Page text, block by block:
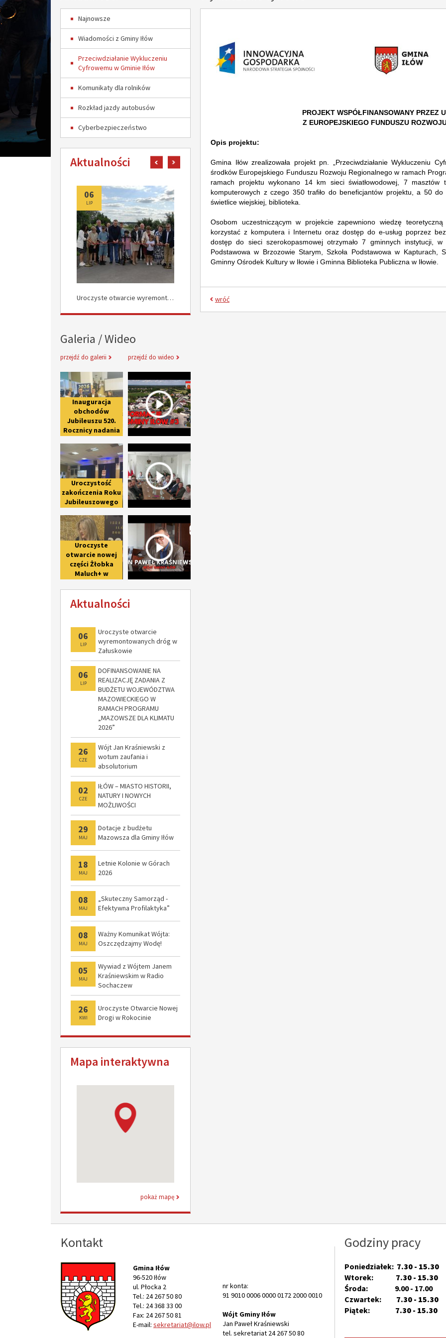
Najnowsze
Wiadomości z Gminy Iłów
Przeciwdziałanie Wykluczeniu
Cyfrowemu w Gminie Iłów
Komunikaty dla rolników
Rozkład jazdy autobusów
Cyberbezpieczeństwo
Aktualności pokaż poprzedni artykuł
pokaż następny artykuł
06
LIP
Uroczyste otwarcie wyremontowanych dróg w Załuskowie
26
CZE
02
Galeria / Wideo
przejdź do galerii przejdź do wideo
Inauguracja obchodów Jubileuszu 520. Rocznicy nadania praw miejskich Iłowowi - fotorelacja
Inauguracja
obchodów
Jubileuszu 520.
Rocznicy nadania
Iłowowi -
fotorelacja
Uroczystość zakończenia Roku Jubileuszowego upamiętniającego 800-lecie pierwszej wzmianki o Iłowie
Uroczystość
zakończenia Roku
Jubileuszowego
800-lecie pierwszej
wzmianki o Iłowie
Uroczyste
otwarcie nowej
części Żłobka
Maluch+ w
etapie
modernizacji
Aktualności
06
LIP
Uroczyste otwarcie
wyremontowanych dróg w
Załuskowie
06
LIP
DOFINANSOWANIE NA
REALIZACJĘ ZADANIA Z
BUDŻETU WOJEWÓDZTWA
MAZOWIECKIEGO W
RAMACH PROGRAMU
„MAZOWSZE DLA KLIMATU
2026”
26
CZE
Wójt Jan Kraśniewski z
wotum zaufania i
absolutorium
02
CZE
IŁÓW – MIASTO HISTORII,
NATURY I NOWYCH
MOŻLIWOŚCI
29
MAJ
Dotacje z budżetu
Mazowsza dla Gminy Iłów
18
MAJ
Letnie Kolonie w Górach
2026
08
MAJ
„Skuteczny Samorząd -
Efektywna Profilaktyka”
08
MAJ
Ważny Komunikat Wójta:
Oszczędzajmy Wodę!
05
MAJ
Wywiad z Wójtem Janem
Kraśniewskim w Radio
Sochaczew
26
KWI
Uroczyste Otwarcie Nowej
Drogi w Rokocinie
Mapa interaktywna
pokaż mapę
PROJEKT WSPÓŁFINANSOWANY PRZEZ
Z EUROPEJSKIEGO FUNDUSZU
Opis projektu:
Gmina Iłów zrealizowała projekt pn. „Przeciwdziałanie Wykluczeniu
środków Europejskiego Funduszu Rozwoju Regionalnego w ramach
ramach projektu wykonano 14 km sieci światłowodowej, 7 masztów
komputerowych z czego 350 trafiło do beneficjantów projektu, a 50 do
świetlice wiejskiej, biblioteka.
Osobom uczestniczącym w projekcie zapewniono wiedzę
korzystać z komputera i Internetu oraz dostęp do e-usług poprzez
dostęp do sieci szerokopasmowej otrzymało 7 gminnych instytucji, w
Podstawowa w Brzozowie Starym, Szkoła Podstawowa w Kapturach,
Gminny Ośrodek Kultury w Iłowie i Gminna Biblioteka Publiczna w Iłowie.
wróć
Kontakt
Gmina Iłów
96-520 Iłów
ul. Płocka 2
Tel.: 24 267 50 80
Tel.: 24 368 33 00
Fax: 24 267 50 81
E-mail: sekretariat@ilow.pl
nr konta:
91 9010 0006 0000 0172 2000 0010
Wójt Gminy Iłów
Jan Paweł Kraśniewski
tel. sekretariat 24 267 50 80
Godziny pracy
Poniedziałek: 7.30 - 15.30
Wtorek: 7.30 - 15.30
Środa: 9.00 - 17.00
Czwartek: 7.30 - 15.30
Piątek: 7.30 - 15.30